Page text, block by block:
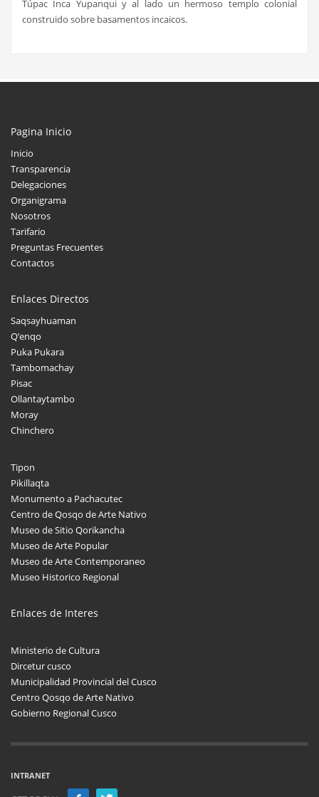
Túpac Inca Yupanqui y al lado un hermoso templo colonial
construido sobre basamentos incaicos.
Pagina Inicio
Inicio
Transparencia
Delegaciones
Organigrama
Nosotros
Tarifario
Preguntas Frecuentes
Contactos
Enlaces Directos
Saqsayhuaman
Q’enqo
Puka Pukara
Tambomachay
Pisac
Ollantaytambo
Moray
Chinchero
Tipon
Pikillaqta
Monumento a Pachacutec
Centro de Qosqo de Arte Nativo
Museo de Sitio Qorikancha
Museo de Arte Popular
Museo de Arte Contemporaneo
Museo Historico Regional
Enlaces de Interes
Ministerio de Cultura
Dircetur cusco
Municipalidad Provincial del Cusco
Centro Qosqo de Arte Nativo
Gobierno Regional Cusco
INTRANET